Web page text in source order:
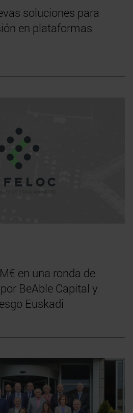
soluciones para
en plataformas
en una ronda de
BeAble Capital y
Euskadi